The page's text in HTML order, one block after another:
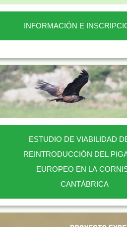
INFORMACIÓN E
ESTUDIO DE VIABILIDAD
REINTRODUCCIÓN DEL
EUROPEO EN LA
CANTÁBRICA